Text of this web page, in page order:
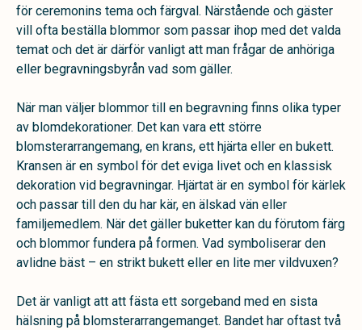
för ceremonins tema och färgval. Närstående och gäster
vill ofta beställa blommor som passar ihop med det valda
temat och det är därför vanligt att man frågar de anhöriga
eller begravningsbyrån vad som gäller.
När man väljer blommor till en begravning finns olika typer
av blomdekorationer. Det kan vara ett större
blomsterarrangemang, en krans, ett hjärta eller en bukett.
Kransen är en symbol för det eviga livet och en klassisk
dekoration vid begravningar. Hjärtat är en symbol för kärlek
och passar till den du har kär, en älskad vän eller
familjemedlem. När det gäller buketter kan du förutom färg
och blommor fundera på formen. Vad symboliserar den
avlidne bäst – en strikt bukett eller en lite mer vildvuxen?
Det är vanligt att att fästa ett sorgeband med en sista
hälsning på blomsterarrangemanget. Bandet har oftast två